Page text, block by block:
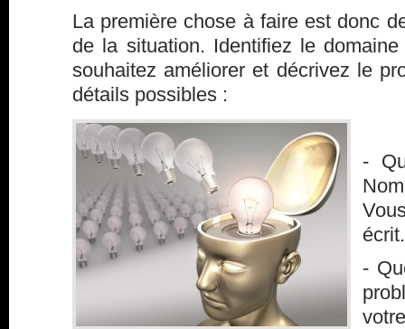
La première chose à faire est donc
de la situation. Identifiez le
souhaitez améliorer et décrivez le
détails possibles :
-
écrit.
-